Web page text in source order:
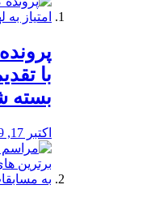
با
بسته
اکتبر 17, 2019